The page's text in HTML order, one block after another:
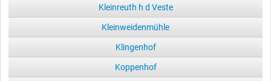
Kleinreuth h d Veste
Kleinweidenmühle
Klingenhof
Koppenhof